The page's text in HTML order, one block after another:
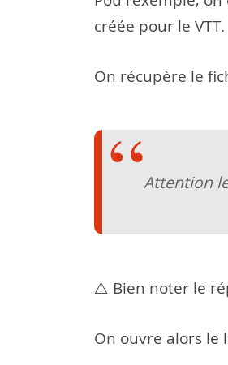
créée pour le VTT.
On récupère le
Attention
⚠️ Bien noter le
On ouvre alors le